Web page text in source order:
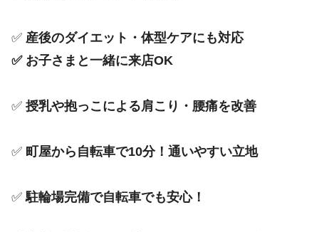
✅ 産後のダイエット・体型ケアにも対応
✅ お子さまと一緒に来店OK
✅ 授乳や抱っこによる肩こり・腰痛を改善
✅ 町屋から自転車で10分！通いやすい立地
✅駐輪場完備で自転車でも安心！